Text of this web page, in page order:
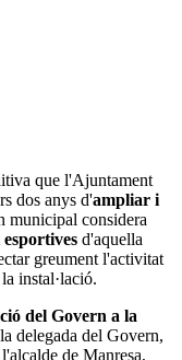
que l'Ajuntament
dos anys d'ampliar i
municipal considera
d'aquella
greument l'activitat
instal·lació.
del Govern a la
delegada del Govern,
de Manresa,